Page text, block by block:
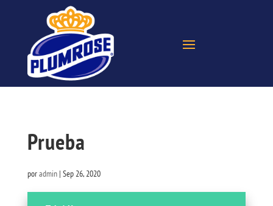
Prueba
poradmin| Sep 26, 2020